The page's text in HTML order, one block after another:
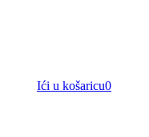
Ići u košaricu0